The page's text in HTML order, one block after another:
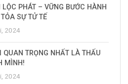
LỘC PHÁT – VỮNG BƯỚC HÀNH
SỰ TỬ TẾ
2024
QUAN TRỌNG NHẤT LÀ THẤU
MÌNH!
2024